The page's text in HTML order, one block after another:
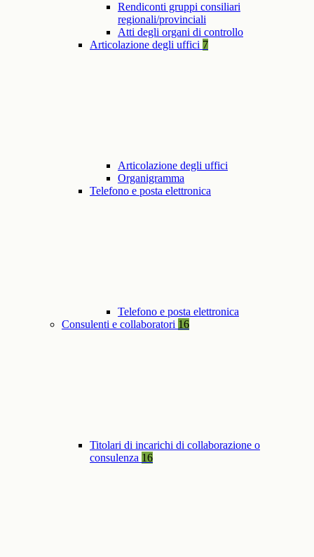
Rendiconti gruppi consiliari
regionali/provinciali
Atti degli organi di controllo
Articolazione degli uffici 7
Articolazione degli uffici
Organigramma
Telefono e posta elettronica
Telefono e posta elettronica
Consulenti e collaboratori 16
Titolari di incarichi di collaborazione o
consulenza 16